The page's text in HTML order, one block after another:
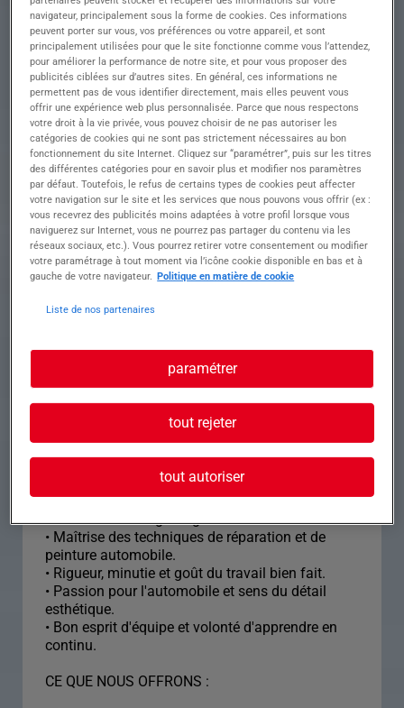
l'équipe d'un atelier professionnel et bien équipé.
VOS MISSIONS : En lien avec le chef d'atelier,
vous interviendrez sur l'ensemble des opérations
de réparation et finition :
• Réparer ou remplacer les éléments de
carrosserie endommagés (débosselage,
redressage, soudure, masticage).
• Préparer les surfaces à peindre (ponçage,
apprêt, masquage).
• Appliquer les peintures et vernis selon les
procédures (cabine de peinture).
• Assurer les finitions, les retouches et les
contrôles qualité avant restitution.
• Respecter les normes d'hygiène, de sécurité et
les temps d'intervention.
• Travailler en coordination avec les autres
Profil recherché
VOTRE PROFIL : Personne soigneuse, appliquée
et investie, avec :
• Expérience confirmée sur un poste similaire ou
jeune diplômé en carrosserie peinture avec
alternance ou stages significatifs.
• Maîtrise des techniques de réparation et de
peinture automobile.
• Rigueur, minutie et goût du travail bien fait.
• Passion pour l'automobile et sens du détail
esthétique.
• Bon esprit d'équipe et volonté d'apprendre en
continu.
CE QUE NOUS OFFRONS :
navigateur, principalement sous la forme de cookies. Ces informations
peuvent porter sur vous, vos préférences ou votre appareil, et sont
principalement utilisées pour que le site fonctionne comme vous l’attendez,
pour améliorer la performance de notre site, et pour vous proposer des
publicités ciblées sur d’autres sites. En général, ces informations ne
permettent pas de vous identifier directement, mais elles peuvent vous
offrir une expérience web plus personnalisée. Parce que nous respectons
votre droit à la vie privée, vous pouvez choisir de ne pas autoriser les
catégories de cookies qui ne sont pas strictement nécessaires au bon
fonctionnement du site Internet. Cliquez sur “paramétrer”, puis sur les titres
des différentes catégories pour en savoir plus et modifier nos paramètres
par défaut. Toutefois, le refus de certains types de cookies peut affecter
votre navigation sur le site et les services que nous pouvons vous offrir (ex :
vous recevrez des publicités moins adaptées à votre profil lorsque vous
naviguerez sur Internet, vous ne pourrez pas partager du contenu via les
réseaux sociaux, etc.). Vous pourrez retirer votre consentement ou modifier
votre paramétrage à tout moment via l’icône cookie disponible en bas et à
gauche de votre navigateur. Politique en matière de cookie
Liste de nos partenaires
paramétrer
tout rejeter
tout autoriser